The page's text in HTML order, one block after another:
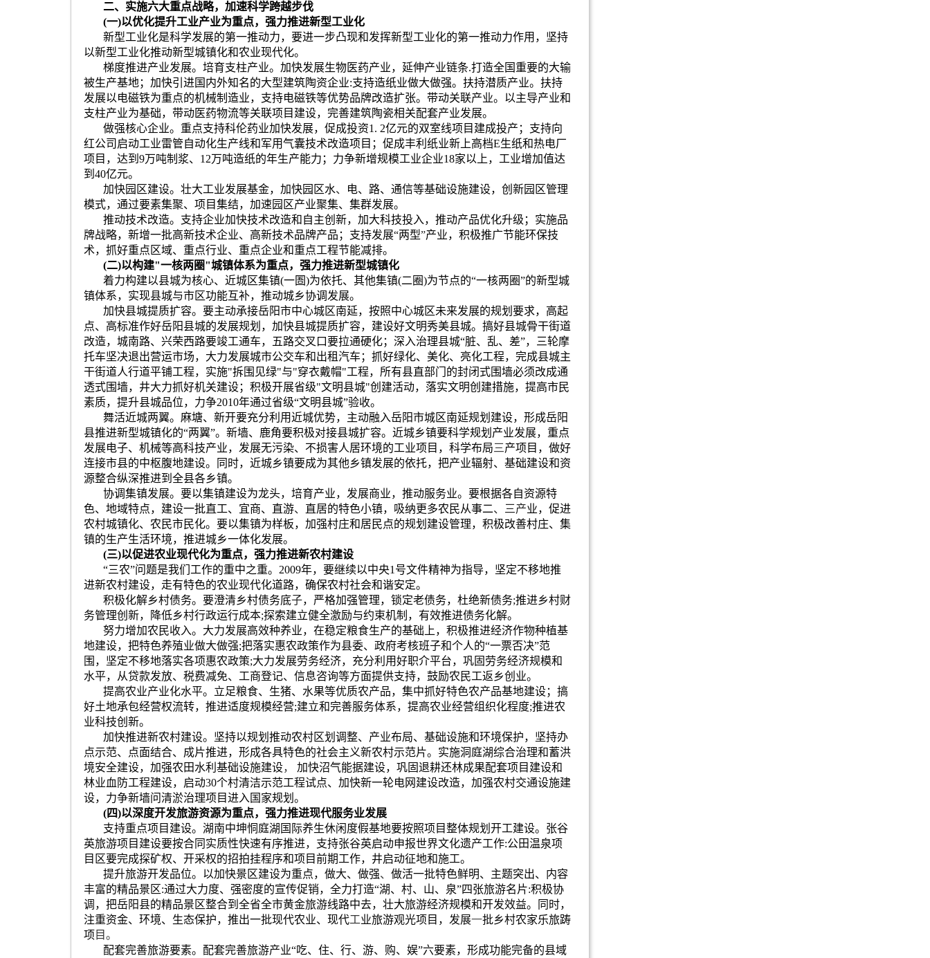
二、实施六大重点战略，加速科学跨越步伐
(一)以优化提升工业产业为重点，强力推进新型工业化
新型工业化是科学发展的第一推动力，要进一步凸现和发挥新型工业化的第一推动力作用，坚持
以新型工业化推动新型城镇化和农业现代化。
梯度推进产业发展。培育支柱产业。加快发展生物医药产业，延伸产业链条.打造全国重要的大输
被生产基地；加快引进国内外知名的大型建筑陶资企业:支持造纸业做大做强。扶持潜质产业。扶持
发展以电磁铁为重点的机械制造业，支持电磁铁等优势品牌改造扩张。带动关联产业。以主导产业和
支柱产业为基础，带动医药物流等关联项目建设，完善建筑陶瓷相关配套产业发展。
做强核心企业。重点支持科伦药业加快发展，促成投资1. 2亿元的双室线项目建成投产；支持向
红公司启动工业雷管自动化生产线和军用气囊技术改造项目；促成丰利纸业新上高档E生纸和热电厂
项目，达到 9万吨制浆、 12万吨造纸的年生产能力；力争新增规模工业企业18家以上，工业增加值达
到 40亿元。
加快园区建设。壮大工业发展基金，加快园区水、
电、路、通信等基础设施建设，创新园区管理
模式，通过要素集聚、项目集结，加速园区产业聚集、集群发展。
推动技术改造。支持企业加快技术改造和自主创新，加大科技投入，推动产品优化升级；实施品
牌战略，新增一批高新技术企业、高新技术品牌产品；支持发展“两型”产业，积极推广节能环保技
术，抓好重点区域、重点行业、重点企业和重点工程节能减排。
(二)以构建"一核两圈"城镇体系为重点，强力推进新型城镇化
着力构建以县城为核心、近城区集镇(一圄)为依托、其他集镇(二圈)为节点的“一核两圈”的新型城
镇体系，实现县城与市区功能互补，推动城乡协调发展。
加快县城提质扩容。要主动承接岳阳市中心城区南延，按照中心城区未来发展的规划要求，高起
点、高标准作好岳阳县城的发展规划，加快县城提质扩容，建设好文明秀美县城。搞好县城骨干街道
改造，城南路、兴荣西路要竣工通车，五路交叉口要拉通硬化；深入治理县城“脏、乱、差”，三轮摩
托车坚决退出营运市场，大力发展城市公交车和出租汽车；抓好绿化、美化、亮化工程，完成县城主
干街道人行道平铺工程，实施"拆围见绿"与"穿衣戴帽"工程，所有县直部门的封闭式围墙必须改成通
透式围墙，井大力抓好机关建设；积极开展省级"文明县城"创建活动，落实文明创建措施，提高市民
素质，提升县城品位，力争2010年通过省级“文明县城”验收。
舞活近城两翼。麻塘、新开要充分利用近城优势，主动融入岳阳市城区南延规划建设，形成岳阳
县推进新型城镇化的“两翼”。新墙、鹿角要积极对接县城扩容。近城乡镇要科学规划产业发展，重点
发展电子、机械等高科技产业，发展无污染、不损害人居环境的工业项目，科学布局三产项目，做好
连接市县的中枢腹地建设。同时，近城乡镇要成为其他乡镇发展的依托，把产业辐射、基础建设和资
源整合纵深推进到全县各乡镇。
协调集镇发展。要以集镇建设为龙头，培育产业，发展商业，推动服务业。要根据各自资源特
色、地域特点，建设一批直工、宜商、直游、 直居的特色小镇，吸纳更多农民从事二、三产业，促进
农村城镇化、农民市民化。要以集镇为样板，加强村庄和居民点的规划建设管理，积极改善村庄、集
镇的生产生活环境，推进城乡一体化发展。
(三)以促进农业现代化为重点，强力推进新农村建设
“三农”问题是我们工作的重中之重。 2009年，要继续以中央1 号文件精神为指导，坚定不移地推
进新农村建设，走有特色的农业现代化道路，确保农村社会和谐安定。
积极化解乡村债务。要澄清乡村债务底子，严格加强管理，锁定老债务，杜绝新债务;推进乡村财
务管理创新，降低乡村行政运行成本;探索建立健全激励与约束机制，有效推进债务化解。
努力增加农民收入。大力发展高效种养业，在稳定粮食生产的基础上，积极推进经济作物种植基
地建设，把特色养殖业做大做强;把落实惠农政策作为县委、政府考核班子和个人的“一票否决”范
围，坚定不移地落实各项惠农政策;大力发展劳务经济，充分利用好职介平台，巩固劳务经济规模和
水平，从贷款发放、税费减免、工商登记、信息咨询等方面提供支持，鼓励农民工返乡创业。
提高农业产业化水平。立足粮食、生猪、水果等优质农产品，集中抓好特色农产品基地建设；搞
好土地承包经营权流转，推进适度规模经营;建立和完善服务体系，提高农业经营组织化程度;推进农
业科技创新。
加快推进新农村建设。坚持以规划推动农村区划调整、产业布局、基础设施和环境保护，坚持办
点示范、点面结合、成片推进，形成各具特色的社会主义新农村示范片。实施洞庭湖综合治理和蓄洪
境安全建设，加强农田水利基础设施建设，
加快沼气能据建设，巩固退耕还林成果配套项目建设和
林业血防工程建设，启动30个村清洁示范工程试点、加快新一轮电网建设改造，加强农村交通设施建
设，力争新墙问清淤治理项目进入国家规划。
(四)以深度开发旅游资源为重点，强力推进现代服务业发展
支持重点项目建设。湖南中坤恫庭湖国际养生休闲度假基地要按照项目整体规划开工建设。张谷
英旅游项目建设要按合同实质性快速有序推进，支持张谷英启动申报世界文化遗产工作:公田温泉项
目区要完成探矿权、开采权的招拍挂程序和项目前期工作，井启动征地和施工。
提升旅游开发品位。以加快景区建设为重点，做大、做强、 做活一批特色鲜明、主题突出、内容
丰富的精品景区:通过大力度、强密度的宣传促销，全力打造“湖、村、山、泉”四张旅游名片:积极协
调，把岳阳县的精品景区整合到全省全市黄金旅游线路中去，壮大旅游经济规模和开发效益。同时，
注重资金、环境、生态保护，推出一批现代农业、现代工业旅游观光项目，发展一批乡村农家乐旅踌
项 目。
配套完善旅游要素。配套完善旅游产业“吃、住、行、游、购、娱”六要素，形成功能完备的县域